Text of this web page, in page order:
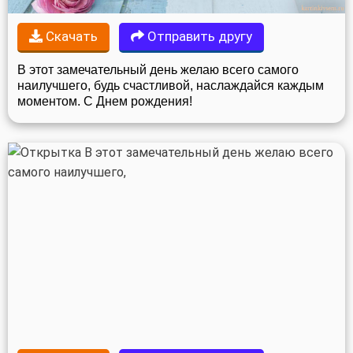
Скачать Отправить другу
В этот замечательный день желаю всего самого
наилучшего, будь счастливой, наслаждайся каждым
моментом. С Днем рождения!